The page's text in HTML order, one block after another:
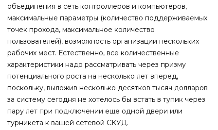
объединения в сеть контроллеров и компьютеров,
максимальные параметры (количество поддерживаемых
точек прохода, максимальное количество
пользователей), возможность организации нескольких
рабочих мест. Естественно, все количественные
характеристики надо рассматривать через призму
потенциального роста на несколько лет вперед,
поскольку, выложив несколько десятков тысяч долларов
за систему сегодня не хотелось бы встать в тупик через
пару лет при подключении еще одной двери или
турникета к вашей сетевой СКУД.